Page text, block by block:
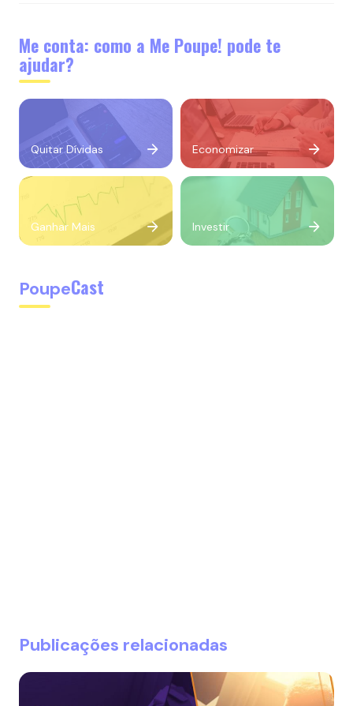
Me conta: como a Me Poupe! pode te
ajudar?
Quitar Dívidas Economizar
Ganhar Mais Investir
PoupeCast
Publicações relacionadas